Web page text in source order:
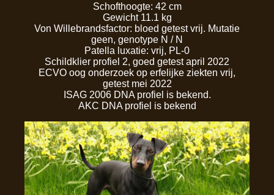
Schofthoogte: 42 cm
Gewicht 11.1 kg
Von Willebrandsfactor: bloed getest vrij. Mutatie
geen, genotype N / N
Patella luxatie: vrij, PL-0
Schildklier profiel 2, goed getest april 2022
ECVO oog onderzoek op erfelijke ziekten vrij,
getest mei 2022
ISAG 2006 DNA profiel is bekend.
AKC DNA profiel is bekend